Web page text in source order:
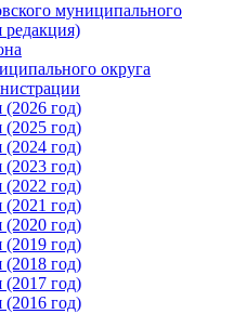
муниципального
редакция)
округа
(2026 год)
(2025 год)
(2024 год)
(2023 год)
(2022 год)
(2021 год)
(2020 год)
(2019 год)
(2018 год)
(2017 год)
(2016 год)